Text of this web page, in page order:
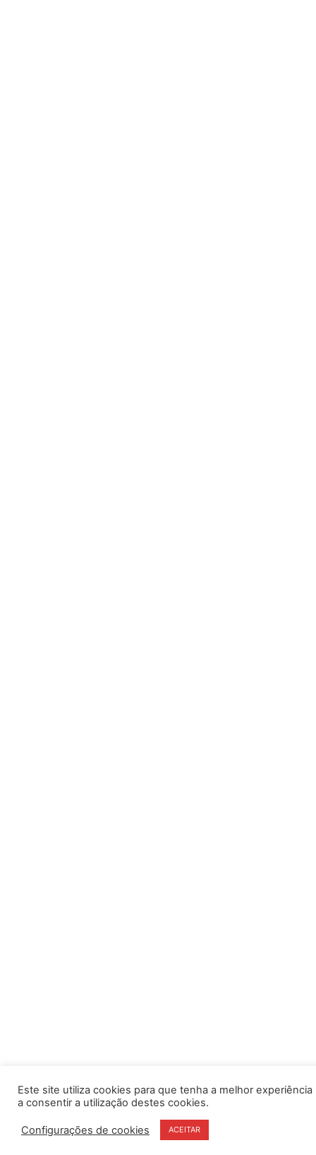
Este site utiliza cookies para que tenha a melhor
a consentir a utilização destes cookies.
Configurações de cookies ACEITAR